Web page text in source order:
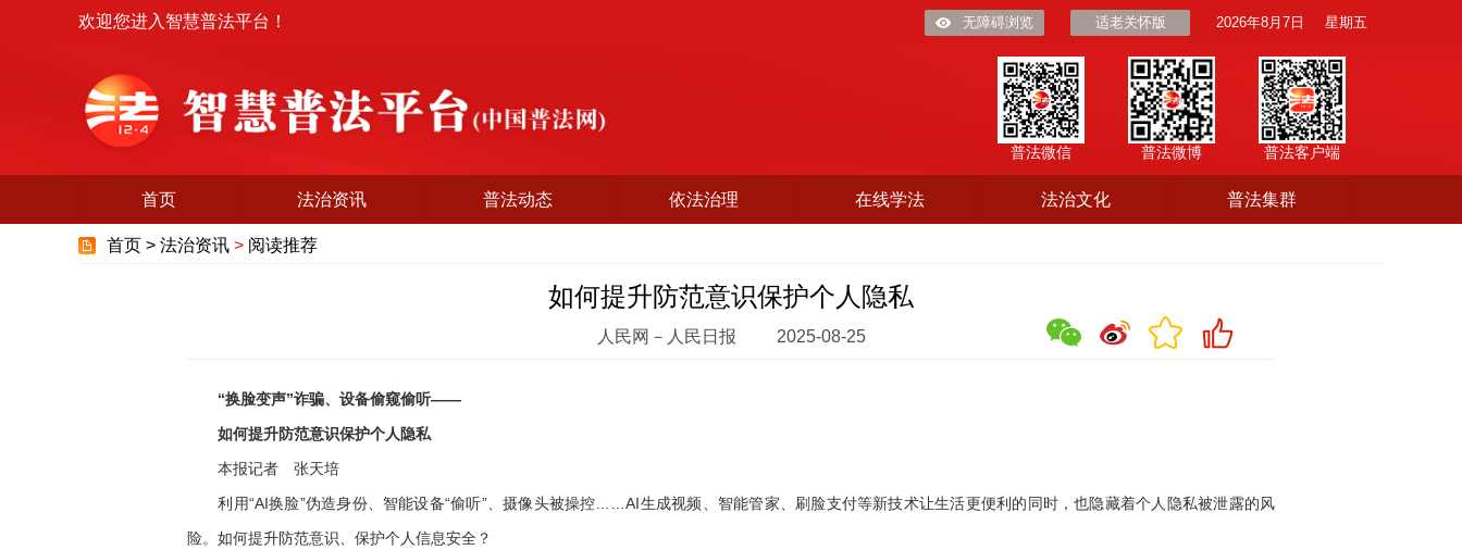
欢迎您进入智慧普法平台！ 无障碍浏览 适老关怀版 2026年8月7日 星期五
普法客户端
普法微博
普法微信
首页 法治资讯 普法动态 依法治理 在线学法 法治文化 普法集群
首页 > 法治资讯 > 阅读推荐
如何提升防范意识保护个人隐私
人民网－人民日报 2025-08-25
“换脸变声”诈骗、设备偷窥偷听——
如何提升防范意识保护个人隐私
本报记者 张天培
利用“AI换脸”伪造身份、智能设备“偷听”、摄像头被操控……AI生成视频、智能管家、刷脸支付等新技术让生活更便利的同时，也隐藏着个人隐私被泄露的风
险。如何提升防范意识、保护个人信息安全？